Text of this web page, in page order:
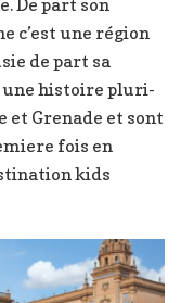
semaine
en
famille
c’est une région
de part sa
une histoire pluri-
et Grenade et sont
fois en
kids